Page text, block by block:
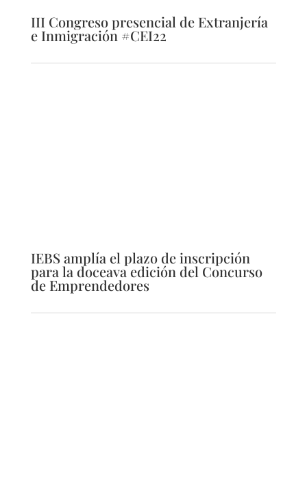
III Congreso presencial de Extranjería
e Inmigración #CEI22
IEBS amplía el plazo de inscripción
para la doceava edición del Concurso
de Emprendedores